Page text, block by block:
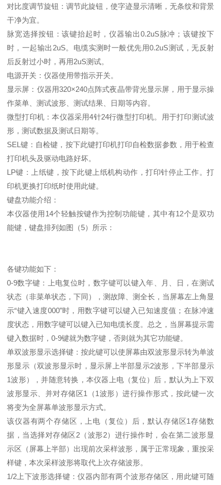
对比度调节旋钮：调节此旋钮，使字迹显示清晰，无条纹和背景
干净为宜。
脉宽选择按钮：该键抬起时，仪器输出0.2uS脉冲；该键按下
时，一起输出2uS。电缆实测时一般优先用0.2uS测试，无反射
后反射过小时，再用2uS测试。
电源开关：仪器使用带指示开关。
显示屏：仪器用320×240点阵式夜晶带背光显示屏，用于显示操
作菜单、测试波形、测试结果、日期等内容。
微型打印机：本仪器采用4针24行微型打印机。用于打印测试波
形，测试数据及测试日期等。
SEL键：自检键，按下此键打印机打印自检数据参数，用于检查
打印机头及驱动电路好坏。
LP键：上纸键，按下此键上纸机构动作，打印针停止工作。打
印机更换打印纸时使用此键。
键盘功能介绍：
本仪器使用14个轻触按键作为控制功能键，其中有12个是双功
能键，键盘排列如图（5）所示：
各键功能如下：
0-9数字键：上电复位时，数字键可以键入年、月、日，在测试
状态（非菜单状态，下同），测故障、测全长，当屏幕左上角显
示“键入速度000”时，用数字键可以键入已知速度值；在脉冲速
度状态，用数字键可以键入已知电缆长度。总之，当屏幕提示需
键入数据时，0-9键就为数字键，否则就为其它功能键。
单双波形显示选择键：按此键可以使屏幕由双波形显示转为单波
形显示（双波形显示时，显示屏上半部显示2波形，下半部显示
1波形），并随意转换，本仪器上电（复位）后，默认为上下双
波形显示、并对存储区1（1波形）进行操作形式，按此键一次
将变为全屏幕单波形显示方式。
该仪器有两个存储区，上电（复位）后，默认存储区1存储数
据，当选择对存储区2（波形2）进行操作时，会在第二波形显
示区（屏幕上半部）出现前次采样波形，属于正常现象，重按采
样键，本次采样波形将取代上次存储波形。
1/2上下波形选择键：仪器内部有两个波形存储区，用此键可随